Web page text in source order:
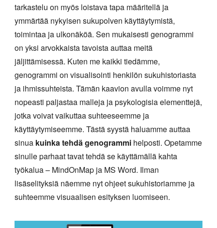
tarkastelu on myös loistava tapa määritellä ja
ymmärtää nykyisen sukupolven käyttäytymistä,
toimintaa ja ulkonäköä. Sen mukaisesti genogrammi
on yksi arvokkaista tavoista auttaa meitä
jäljittämisessä. Kuten me kaikki tiedämme,
genogrammi on visualisointi henkilön sukuhistoriasta
ja ihmissuhteista. Tämän kaavion avulla voimme nyt
nopeasti paljastaa malleja ja psykologisia elementtejä,
jotka voivat vaikuttaa suhteeseemme ja
käyttäytymiseemme. Tästä syystä haluamme auttaa
sinua kuinka tehdä genogrammi helposti. Opetamme
sinulle parhaat tavat tehdä se käyttämällä kahta
työkalua – MindOnMap ja MS Word. Ilman
lisäselityksiä näemme nyt ohjeet sukuhistoriamme ja
suhteemme visuaalisen esityksen luomiseen.